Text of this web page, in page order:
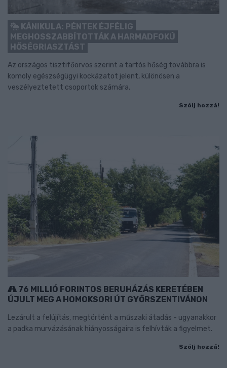
KÁNIKULA: PÉNTEK ÉJFÉLIG
MEGHOSSZABBÍTOTTÁK A HARMADFOKÚ
HŐSÉGRIASZTÁST
Az országos tisztifőorvos szerint a tartós hőség továbbra is
komoly egészségügyi kockázatot jelent, különösen a
veszélyeztetett csoportok számára.
Szólj hozzá!
76 MILLIÓ FORINTOS BERUHÁZÁS KERETÉBEN
ÚJULT MEG A HOMOKSORI ÚT GYŐRSZENTIVÁNON
Lezárult a felújítás, megtörtént a műszaki átadás - ugyanakkor
a padka murvázásának hiányosságaira is felhívták a figyelmet.
Szólj hozzá!